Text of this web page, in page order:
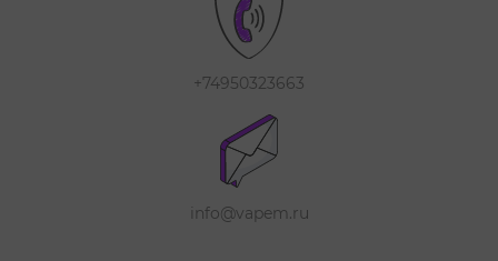
+74950323663
info@vapem.ru